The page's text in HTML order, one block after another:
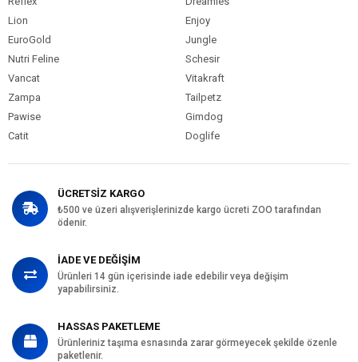
Lion
Enjoy
EuroGold
Jungle
Nutri Feline
Schesir
Vancat
Vitakraft
Zampa
Tailpetz
Pawise
Gimdog
Catit
Doglife
ÜCRETSİZ KARGO
₺500 ve üzeri alışverişlerinizde kargo ücreti ZOO tarafından
ödenir.
İADE VE DEĞİŞİM
Ürünleri 14 gün içerisinde iade edebilir veya değişim
yapabilirsiniz.
HASSAS PAKETLEME
Ürünleriniz taşıma esnasında zarar görmeyecek şekilde özenle
paketlenir.